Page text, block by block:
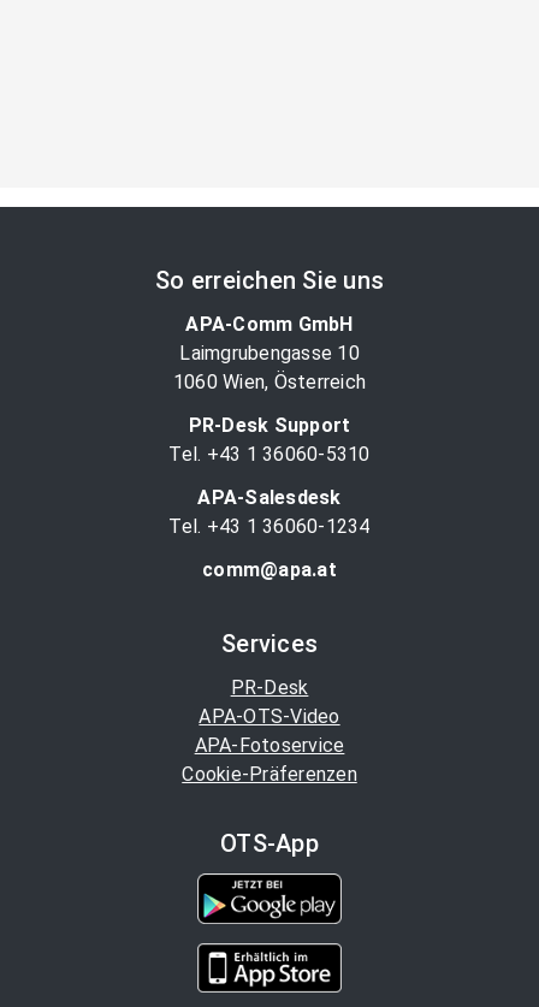
So erreichen Sie uns
APA-Comm GmbH
Laimgrubengasse 10
1060 Wien, Österreich
PR-Desk Support
Tel. +43 1 36060-5310
APA-Salesdesk
Tel. +43 1 36060-1234
comm@apa.at
Services
PR-Desk
APA-OTS-Video
APA-Fotoservice
Cookie-Präferenzen
OTS-App